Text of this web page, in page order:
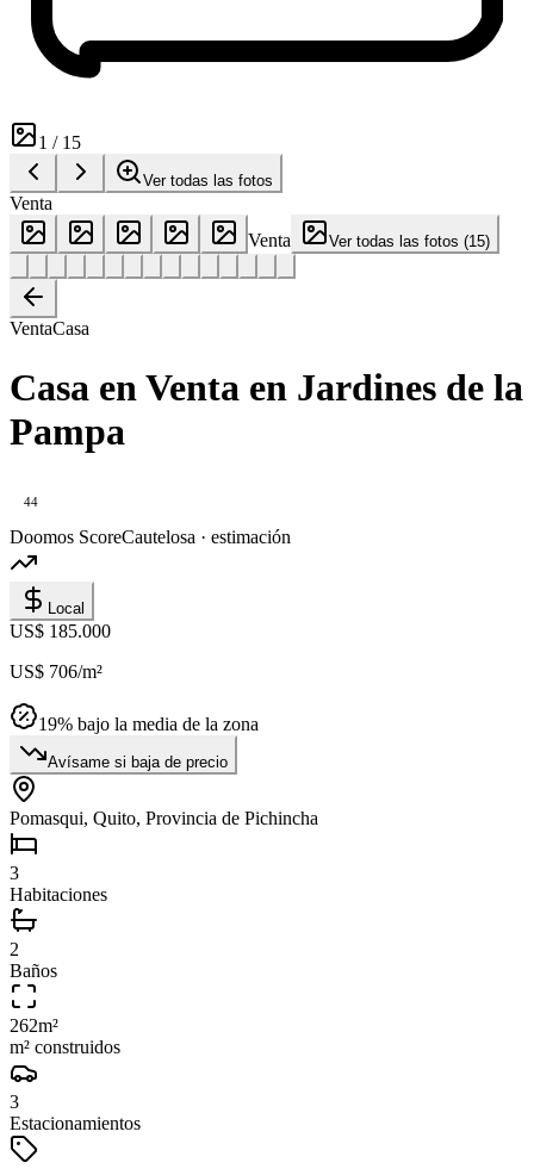
1 / 15
Ver todas las fotos
Venta
Venta
Ver todas las fotos (15)
VentaCasa
Casa en Venta en Jardines de la
Pampa
44
Doomos ScoreCautelosa · estimación
Local
US$ 185.000
US$ 706/m²
19% bajo la media de la zona
Avísame si baja de precio
Pomasqui, Quito, Provincia de Pichincha
3
Habitaciones
2
Baños
262m²
m² construidos
3
Estacionamientos